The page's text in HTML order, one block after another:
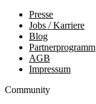
Presse
Jobs / Karriere
Blog
Partnerprogramm
AGB
Impressum
Community